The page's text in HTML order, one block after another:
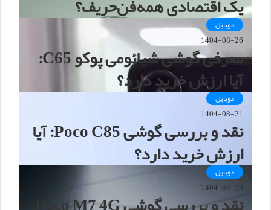
موبایل
1404-08-26
معرفی گوشی شیائومی پوکو C65:
آیا ارزش خرید دارد؟
موبایل
1404-08-21
نقد و بررسی گوشی Poco C85: آیا
ارزش خرید دارد؟
موبایل
1404-08-19